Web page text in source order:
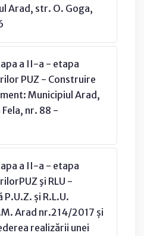
Arad, str. O. Goga,
a II-a - etapa
PUZ - Construire
Municipiul Arad,
nr. 88 -
a II-a - etapa
şi RLU -
și R.L.U.
Arad nr.214/2017 și
realizării unei